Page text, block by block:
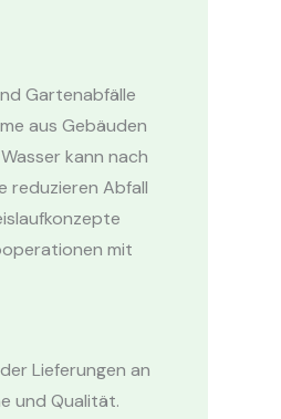
Gartenabfälle
aus Gebäuden
kann nach
reduzieren Abfall
mit
Lieferungen an
und Qualität.